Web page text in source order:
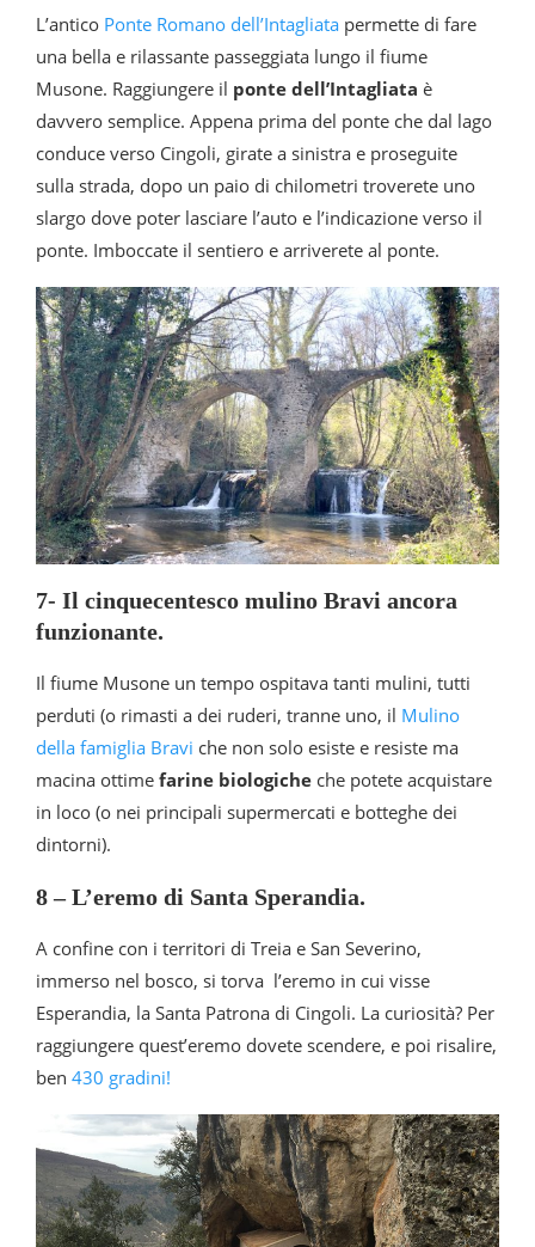
L’antico Ponte Romano dell’Intagliata permette di fare
una bella e rilassante passeggiata lungo il fiume
Musone. Raggiungere il ponte dell’Intagliata è
davvero semplice. Appena prima del ponte che dal lago
conduce verso Cingoli, girate a sinistra e proseguite
sulla strada, dopo un paio di chilometri troverete uno
slargo dove poter lasciare l’auto e l’indicazione verso il
ponte. Imboccate il sentiero e arriverete al ponte.
7- Il cinquecentesco mulino Bravi ancora
funzionante.
Il fiume Musone un tempo ospitava tanti mulini, tutti
perduti (o rimasti a dei ruderi, tranne uno, il Mulino
della famiglia Bravi che non solo esiste e resiste ma
macina ottime farine biologiche che potete acquistare
in loco (o nei principali supermercati e botteghe dei
dintorni).
8 – L’eremo di Santa Sperandia.
A confine con i territori di Treia e San Severino,
immerso nel bosco, si torva l’eremo in cui visse
Esperandia, la Santa Patrona di Cingoli. La curiosità? Per
raggiungere quest’eremo dovete scendere, e poi risalire,
ben 430 gradini!